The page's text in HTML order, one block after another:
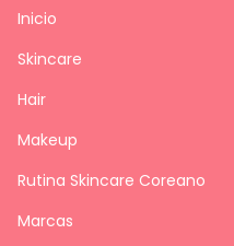
Inicio
Skincare
Hair
Makeup
Rutina Skincare Coreano
Marcas